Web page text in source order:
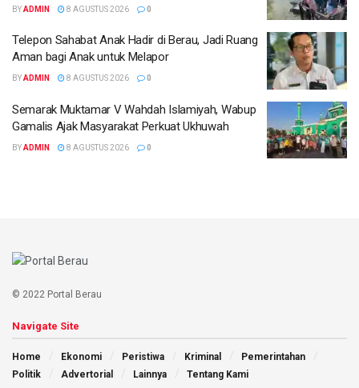
BYADMIN 8 AGUSTUS 2026 0
Telepon Sahabat Anak Hadir di Berau, Jadi Ruang
Aman bagi Anak untuk Melapor
BYADMIN 8 AGUSTUS 2026 0
Semarak Muktamar V Wahdah Islamiyah, Wabup
Gamalis Ajak Masyarakat Perkuat Ukhuwah
BYADMIN 8 AGUSTUS 2026 0
© 2022 Portal Berau
Navigate Site
Home Ekonomi Peristiwa Kriminal
Pemerintahan
Politik
Advertorial Lainnya Tentang Kami